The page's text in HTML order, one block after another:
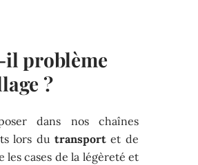
problème
?
dans nos chaînes
lors dutransport et de
les cases de la légèreté et